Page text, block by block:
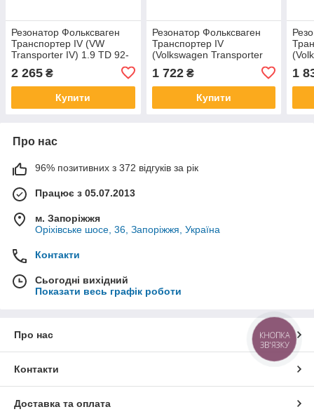
Резонатор Фольксваген
Транспортер IV (VW
Transporter IV) 1.9 TD 92-
алюминизированный
2 265 ₴
Купити
Резонатор Фольксваген
Транспортер IV
(Volkswagen Transporter
(30.260) Polmostrow
1 722₴
Купити
1
Про нас
96% позитивних з 372 відгуків за рік
Працює з 05.07.2013
м. Запоріжжя
Оріхівське шосе, 36, Запоріжжя, Україна
Контакти
Сьогодні вихідний
Показати весь графік роботи
Про нас
Контакти
Доставка та оплата
КНОПКА
ЗВ'ЯЗКУ